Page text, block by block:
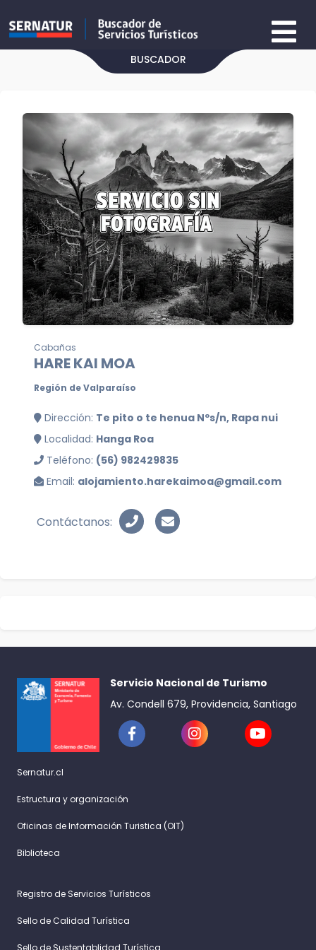
BUSCADOR
Cabañas
HARE KAI MOA
Región de Valparaíso
Dirección: Te pito o te henua Nºs/n, Rapa nui
Localidad: Hanga Roa
Teléfono: (56) 982429835
Email: alojamiento.harekaimoa@gmail.com
Contáctanos:
Servicio Nacional de Turismo
Av. Condell 679, Providencia, Santiago
Sernatur.cl
Estructura y organización
Oficinas de Información Turistica (OIT)
Biblioteca
Registro de Servicios Turísticos
Sello de Calidad Turística
Sello de Sustentablidad Turística